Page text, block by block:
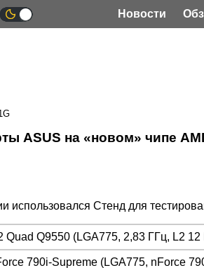
Новости
ASUS на «новом» чипе
использовался Стенд для
Quad Q9550 (LGA775, 2,83 ГГц, L2
790i-Supreme (LGA775, nForce